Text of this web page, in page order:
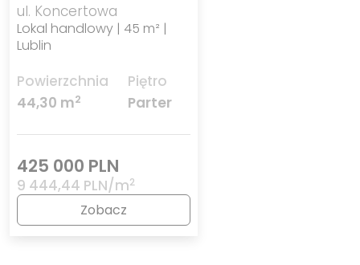
ul. Koncertowa
Lokal handlowy | 45 m² |
Lublin
Powierzchnia
44,30 m2
Piętro
Parter
425 000 PLN
9 444,44 PLN/m2
Zobacz